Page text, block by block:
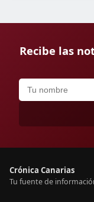
Recibe las
Crónica Canarias
Tu fuente de